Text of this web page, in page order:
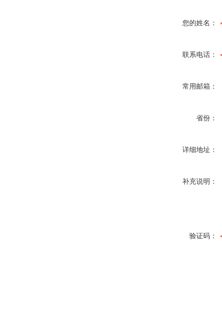
您的姓名：
联系电话：
常用邮箱：
省份：
详细地址：
补充说明：
验证码：